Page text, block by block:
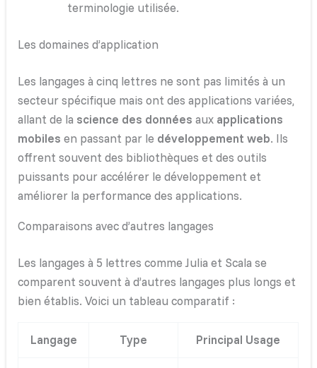
terminologie utilisée.
Les domaines d’application
Les langages à cinq lettres ne sont pas limités à un
secteur spécifique mais ont des applications variées,
allant de la science des données aux applications
mobiles en passant par le développement web. Ils
offrent souvent des bibliothèques et des outils
puissants pour accélérer le développement et
améliorer la performance des applications.
Comparaisons avec d’autres langages
Les langages à 5 lettres comme Julia et Scala se
comparent souvent à d’autres langages plus longs et
bien établis. Voici un tableau comparatif :
Langage Type Principal Usage